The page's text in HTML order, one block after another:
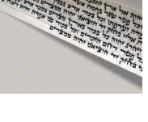
ניתן
לבחור
את
האפשרויות
בעמוד